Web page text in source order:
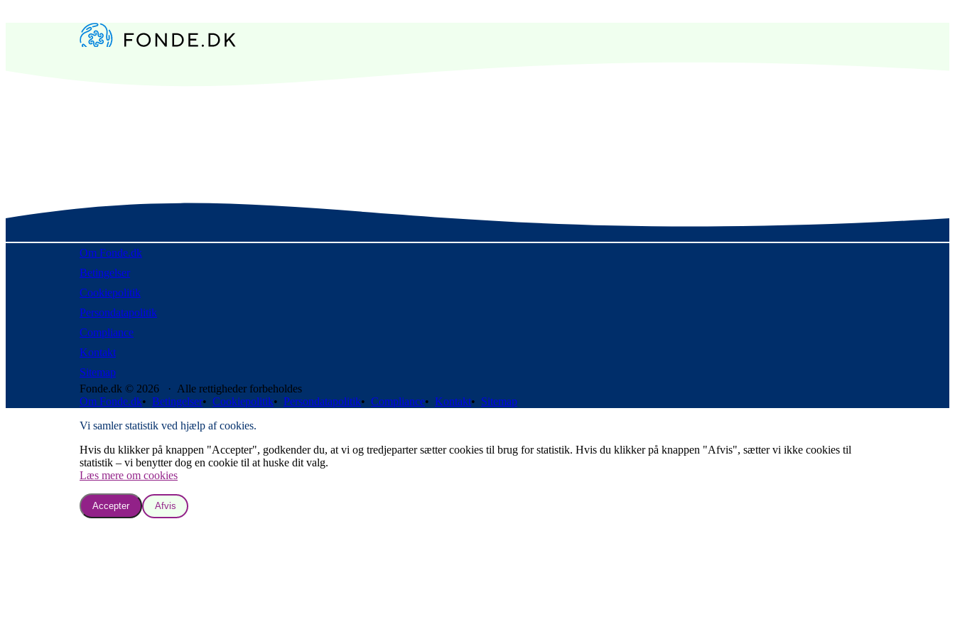
Om Fonde.dk
Betingelser
Cookiepolitik
Persondatapolitik
Compliance
Kontakt
Sitemap
Fonde.dk © 2026 · Alle rettigheder forbeholdes
Om Fonde.dk• Betingelser• Cookiepolitik• Persondatapolitik• Compliance• Kontakt• Sitemap
Vi samler statistik ved hjælp af cookies.
Hvis du klikker på knappen "Accepter", godkender du, at vi og tredjeparter sætter cookies til brug for statistik. Hvis du klikker på knappen "Afvis", sætter vi ikke cookies til
statistik – vi benytter dog en cookie til at huske dit valg.
Læs mere om cookies
Accepter Afvis